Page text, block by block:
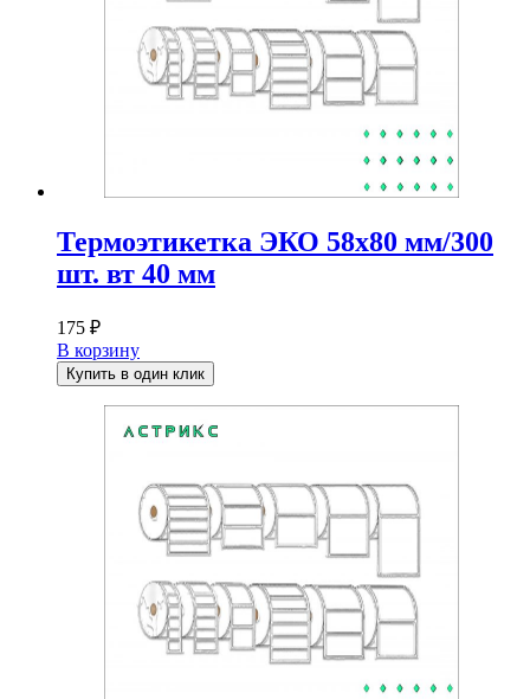
Термоэтикетка ЭКО 58х80 мм/300
шт. вт 40 мм
175 ₽
В корзину
Купить в один клик